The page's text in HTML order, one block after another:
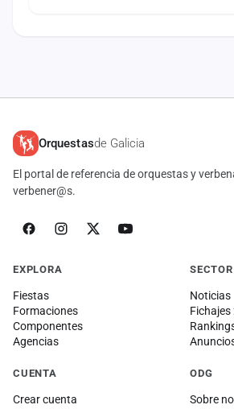
Orquestasde Galicia
El portal de referencia de orquestas y
verbener@s.
EXPLORA
Fiestas
Formaciones
Componentes
Agencias
SECTOR
Noticias
CUENTA
Crear cuenta
ODG
Sobre